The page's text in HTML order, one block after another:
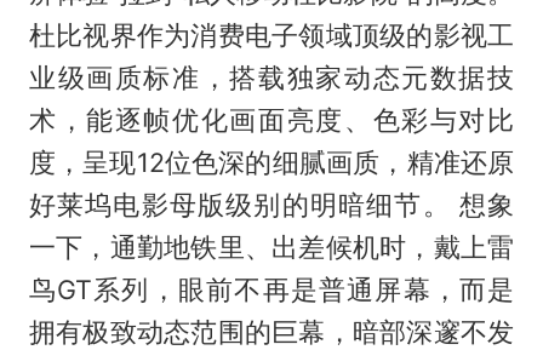
杜比视界作为消费电子领域顶级的影视工
业级画质标准，搭载独家动态元数据技
术，能逐帧优化画面亮度、色彩与对比
度，呈现12位色深的细腻画质，精准还原
好莱坞电影母版级别的明暗细节。 想象
一下，通勤地铁里、出差候机时，戴上雷
鸟GT系列，眼前不再是普通屏幕，而是
拥有极致动态范围的巨幕，暗部深邃不发